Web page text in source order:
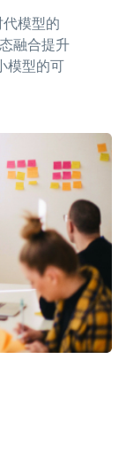
模型的
融合提升
模型的可